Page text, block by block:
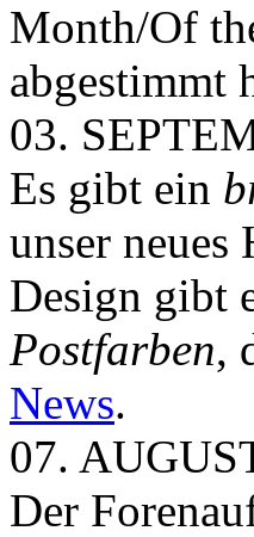
Month/Of
abgestimmt
03.
Es gibt ein
unser
Design gibt
Postfarben,
News.
07.
Der